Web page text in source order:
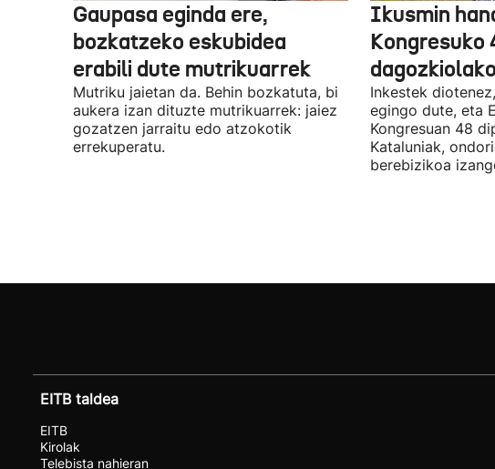
Gaupasa eginda ere,
bozkatzeko eskubidea
erabili dute mutrikuarrek
Mutriku jaietan da. Behin bozkatuta, bi
aukera izan dituzte mutrikuarrek: jaiez
gozatzen jarraitu edo atzokotik
errekuperatu.
Ikusmin
Kongresuko
dagozkiolako
Inkestek
egingo dute, eta
Kongresuan 48
Kataluniak,
berebizikoa
EITB taldea
EITB
Kirolak
Telebista nahieran